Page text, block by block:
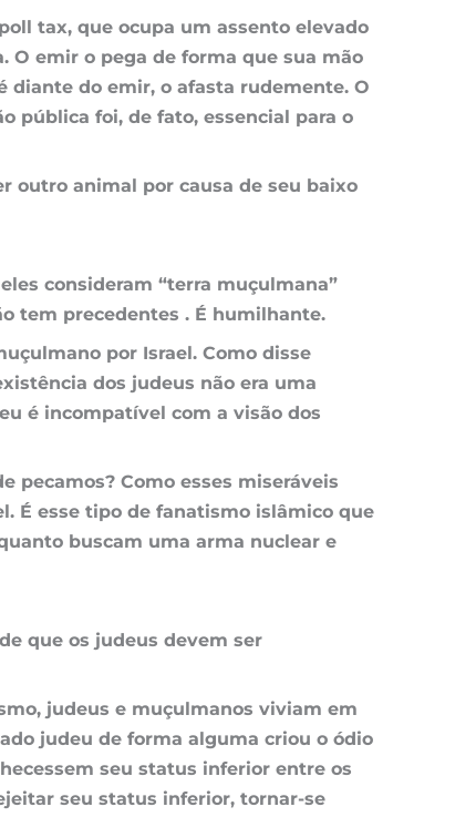
tax, que ocupa um assento elevado
O emir o pega de forma que sua mão
diante do emir, o afasta rudemente. O
pública foi, de fato, essencial para o
outro animal por causa de seu baixo
consideram “terra muçulmana”
tem precedentes . É humilhante.
por Israel. Como disse
dos judeus não era uma
é incompatível com a visão dos
pecamos? Como esses miseráveis
É esse tipo de fanatismo islâmico que
buscam uma arma nuclear e
que os judeus devem ser
judeus e muçulmanos viviam em
judeu de forma alguma criou o ódio
seu status inferior entre os
seu status inferior, tornar-se